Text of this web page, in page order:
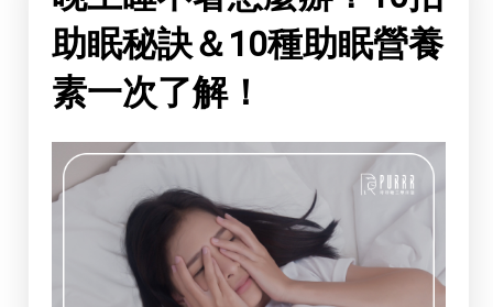
助眠秘訣＆10種助眠營養
素一次了解！